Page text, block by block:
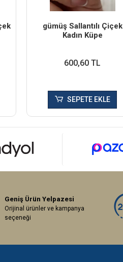
​gümüş Sallantılı Çiçek
Kadın Küpe
600,60 TL
SEPETE EKLE
Geniş Ürün Yelpazesi
Orijinal ürünler ve kampanya
seçeneği